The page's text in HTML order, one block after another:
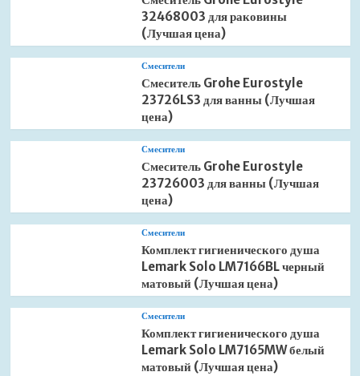
32468003 для раковины
(Лучшая цена)
Смесители
Смеситель Grohe Eurostyle
23726LS3 для ванны (Лучшая
цена)
Смесители
Смеситель Grohe Eurostyle
23726003 для ванны (Лучшая
цена)
Смесители
Комплект гигиенического душа
Lemark Solo LM7166BL черный
матовый (Лучшая цена)
Смесители
Комплект гигиенического душа
Lemark Solo LM7165MW белый
матовый (Лучшая цена)